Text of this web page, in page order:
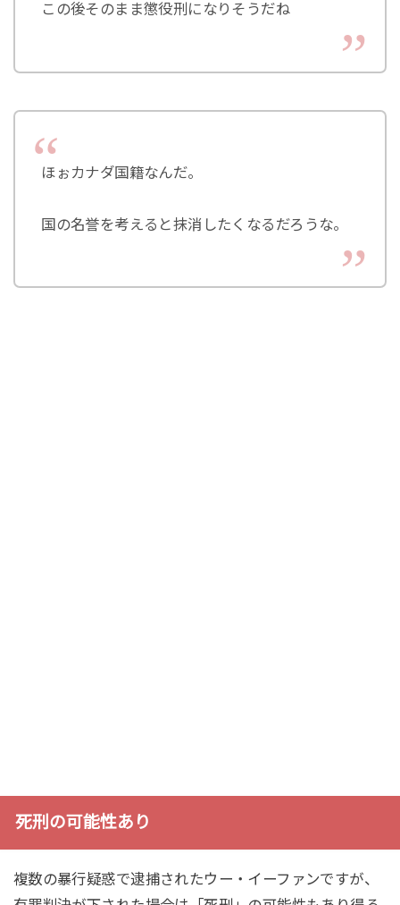
この後そのまま懲役刑になりそうだね
ほぉカナダ国籍なんだ。
国の名誉を考えると抹消したくなるだろうな。
死刑の可能性あり
複数の暴行疑惑で逮捕されたウー・イーファンですが、